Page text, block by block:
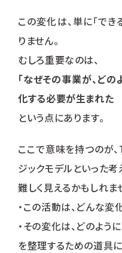
この変化は、単に「で
りません。
むしろ重要なのは、
「なぜその事業が、ど
化する必要が生まれた
という点にあります。
ここで意味を持つのが
ジックモデルといった考
難しく見えるかもしれま
・この活動は、どんな変
・その変化は、どのよう
を整理するための道具に